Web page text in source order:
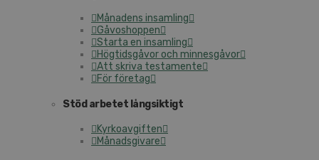
Månadens insamling
Gåvoshoppen
Starta en insamling
Högtidsgåvor och minnesgåvor
Att skriva testamente
För företag
Stöd arbetet långsiktigt
Kyrkoavgiften
Månadsgivare